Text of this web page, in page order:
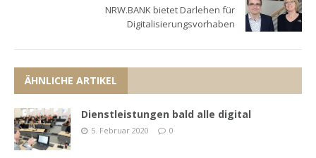
NRW.BANK bietet Darlehen für
Digitalisierungsvorhaben
ÄHNLICHE ARTIKEL
Dienstleistungen bald alle digital
5. Februar 2020 0